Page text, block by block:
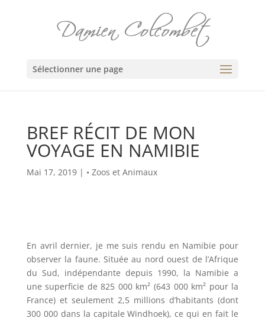
Sélectionner une page
BREF RÉCIT DE MON
VOYAGE EN NAMIBIE
Mai 17, 2019| • Zoos et Animaux
En avril dernier, je me suis rendu en Namibie pour
observer la faune. Située au nord ouest de l’Afrique
du Sud, indépendante depuis 1990, la Namibie a
une superficie de 825 000 km² (643 000 km² pour la
France) et seulement 2,5 millions d’habitants (dont
300 000 dans la capitale Windhoek), ce qui en fait le